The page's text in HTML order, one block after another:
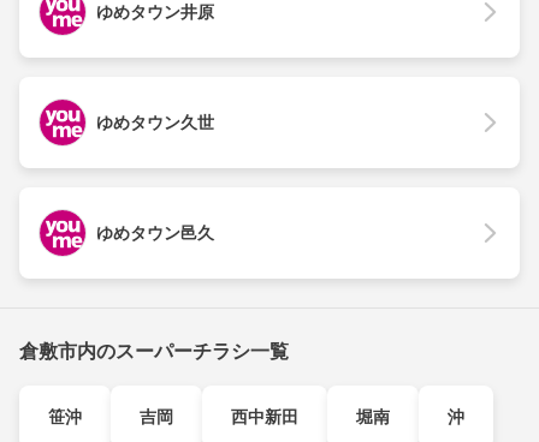
ゆめタウン井原
ゆめタウン久世
ゆめタウン邑久
倉敷市内のスーパーチラシ一覧
笹沖 吉岡 西中新田 堀南 沖